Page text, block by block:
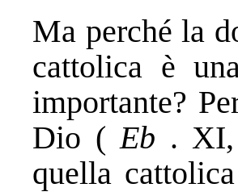
Ma perché la
cattolica è
importante?
Dio ( Eb . XI,
quella